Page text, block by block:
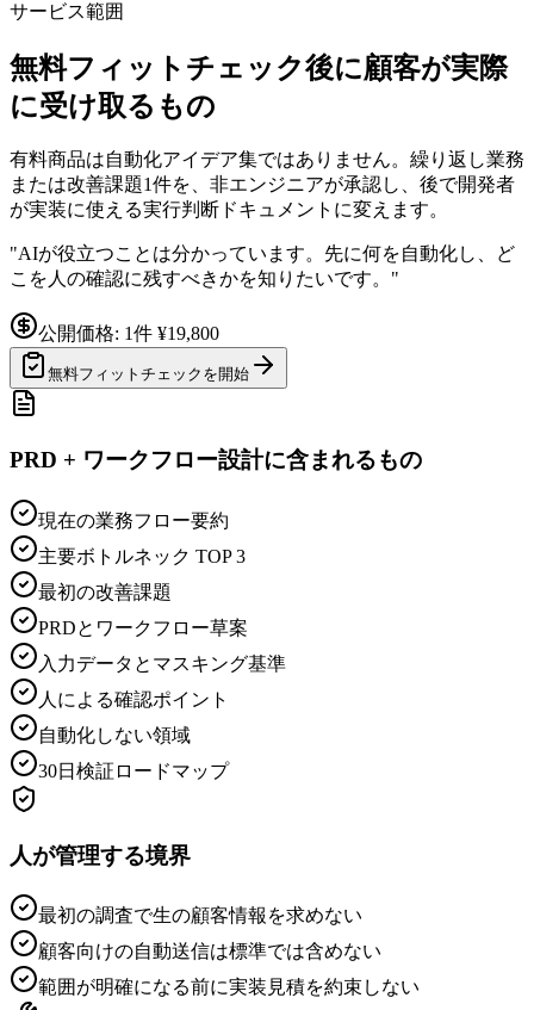
サービス範囲
無料フィットチェック後に顧客が実際
に受け取るもの
有料商品は自動化アイデア集ではありません。繰り返し業務
または改善課題1件を、非エンジニアが承認し、後で開発者
が実装に使える実行判断ドキュメントに変えます。
"AIが役立つことは分かっています。先に何を自動化し、ど
こを人の確認に残すべきかを知りたいです。 "
公開価格: 1件 ¥19,800
無料フィットチェックを開始
PRD + ワークフロー設計に含まれるもの
現在の業務フロー要約
主要ボトルネック TOP 3
最初の改善課題
PRDとワークフロー草案
入力データとマスキング基準
人による確認ポイント
自動化しない領域
30日検証ロードマップ
人が管理する境界
最初の調査で生の顧客情報を求めない
顧客向けの自動送信は標準では含めない
範囲が明確になる前に実装見積を約束しない